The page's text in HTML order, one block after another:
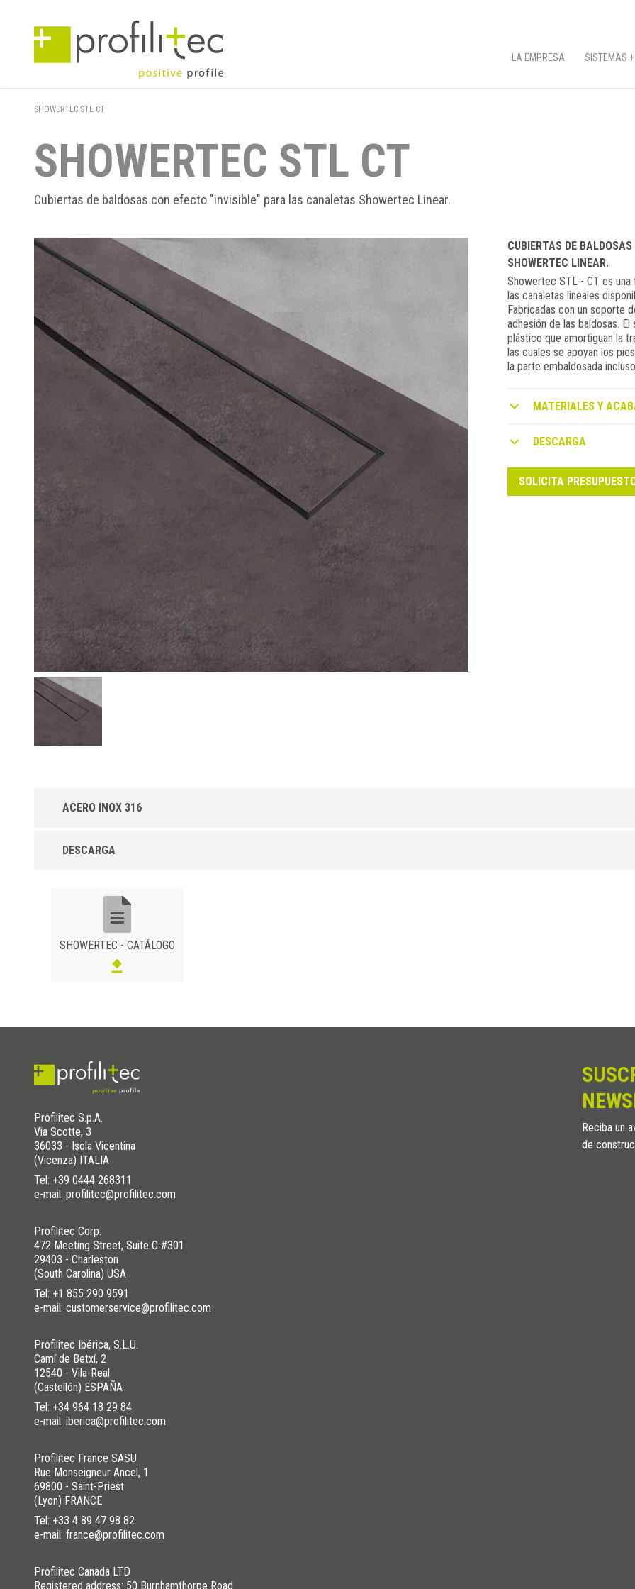
LA EMPRESA SISTEMAS +
SHOWERTEC STL CT
SHOWERTEC STL CT
Cubiertas de baldosas con efecto "invisible" para las canaletas Showertec Linear.
CUBIERTAS DE
SHOWERTEC LINEAR.
Showertec STL - CT es
las canaletas lineales
Fabricadas con un soporte
adhesión de las baldosas.
plástico que amortiguan la
las cuales se apoyan los
la parte embaldosada
MATERIALES Y
DESCARGA
SOLICITA
ACERO INOX 316
aceroDESCARGA
SHOWERTEC - CATÁLOGO
Profilitec S.p.A.
Via Scotte, 3
36033 - Isola Vicentina
(Vicenza) ITALIA
Tel: +39 0444 268311
e-mail: profilitec@profilitec.com
Profilitec Corp.
472 Meeting Street, Suite C #301
29403 - Charleston
(South Carolina) USA
Tel: +1 855 290 9591
e-mail: customerservice@profilitec.com
Profilitec Ibérica, S.L.U.
Camí de Betxí, 2
12540 - Vila-Real
(Castellón) ESPAÑA
Tel: +34 964 18 29 84
e-mail: iberica@profilitec.com
Profilitec France SASU
Rue Monseigneur Ancel, 1
69800 - Saint-Priest
(Lyon) FRANCE
Tel: +33 4 89 47 98 82
e-mail: france@profilitec.com
Profilitec Canada LTD
Registered address: 50 Burnhamthorpe Road
Reciba un
de